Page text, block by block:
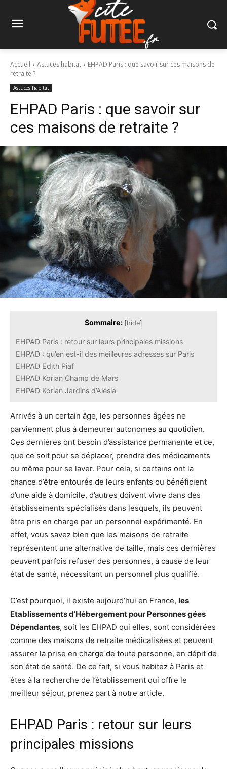
Accueil Astuces habitat
EHPAD Paris : que savoir sur ces maisons de
retraite ?
Astuces habitat
EHPAD Paris : que savoir sur
ces maisons de retraite ?
Sommaire: [hide]
EHPAD Paris : retour sur leurs principales missions
EHPAD : qu’en est-il des meilleures adresses sur Paris
EHPAD Edith Piaf
EHPAD Korian Champ de Mars
EHPAD Korian Jardins d’Alésia
Arrivés à un certain âge, les personnes âgées ne
parviennent plus à demeurer autonomes au quotidien.
Ces dernières ont besoin d’assistance permanente et ce,
que ce soit pour se déplacer, prendre des médicaments
ou même pour se laver. Pour cela, si certains ont la
chance d’être entourés de leurs enfants ou bénéficient
d’une aide à domicile, d’autres doivent vivre dans des
établissements spécialisés dans lesquels, ils peuvent
être pris en charge par un personnel expérimenté. En
effet, vous savez bien que les maisons de retraite
représentent une alternative de taille, mais ces dernières
peuvent parfois refuser des personnes, à cause de leur
état de santé, nécessitant un personnel plus qualifié.
C’est pourquoi, il existe aujourd’hui en France, les
Etablissements d’Hébergement pour Personnes gées
Dépendantes, soit les EHPAD qui elles, sont considérées
comme des maisons de retraite médicalisées et peuvent
assurer la prise en charge de toute personne, en dépit de
son état de santé. De ce fait, si vous habitez à Paris et
êtes à la recherche de l’établissement qui offre le
meilleur séjour, prenez part à notre article.
EHPAD Paris : retour sur leurs
principales missions